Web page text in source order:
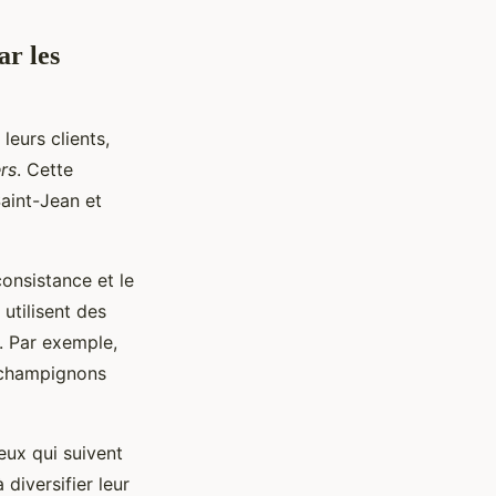
les
clients,
. Cette
Jean et
et le
utilisent des
exemple,
qui suivent
diversifier leur